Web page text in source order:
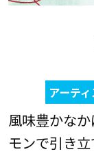
アーテ
風味豊かな
モンで引き